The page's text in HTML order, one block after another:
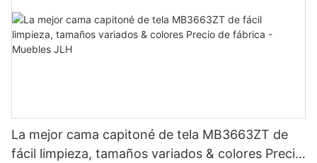
La mejor cama capitoné de tela MB3663ZT de
fácil limpieza, tamaños variados & colores Precio